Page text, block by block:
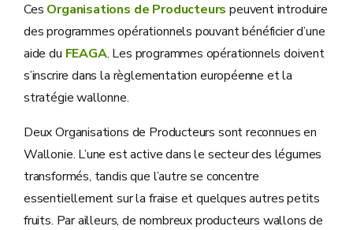
Ces Organisations de Producteurs peuvent introduire
des programmes opérationnels pouvant bénéficier d’une
aide du FEAGA. Les programmes opérationnels doivent
s’inscrire dans la règlementation européenne et la
stratégie wallonne.
Deux Organisations de Producteurs sont reconnues en
Wallonie. L’une est active dans le secteur des légumes
transformés, tandis que l’autre se concentre
essentiellement sur la fraise et quelques autres petits
fruits. Par ailleurs, de nombreux producteurs wallons de